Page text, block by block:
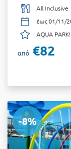
All Inclusive
έως 01/11/
AQUA PARK!
από €82
-8%